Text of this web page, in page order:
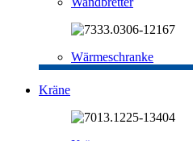
Wärmeschranke
Kräne